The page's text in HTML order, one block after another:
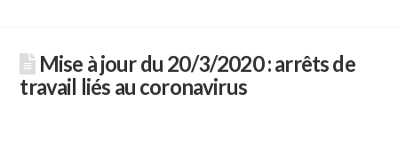
Mise à jour du 20/3/2020 : arrêts de
travail liés au coronavirus